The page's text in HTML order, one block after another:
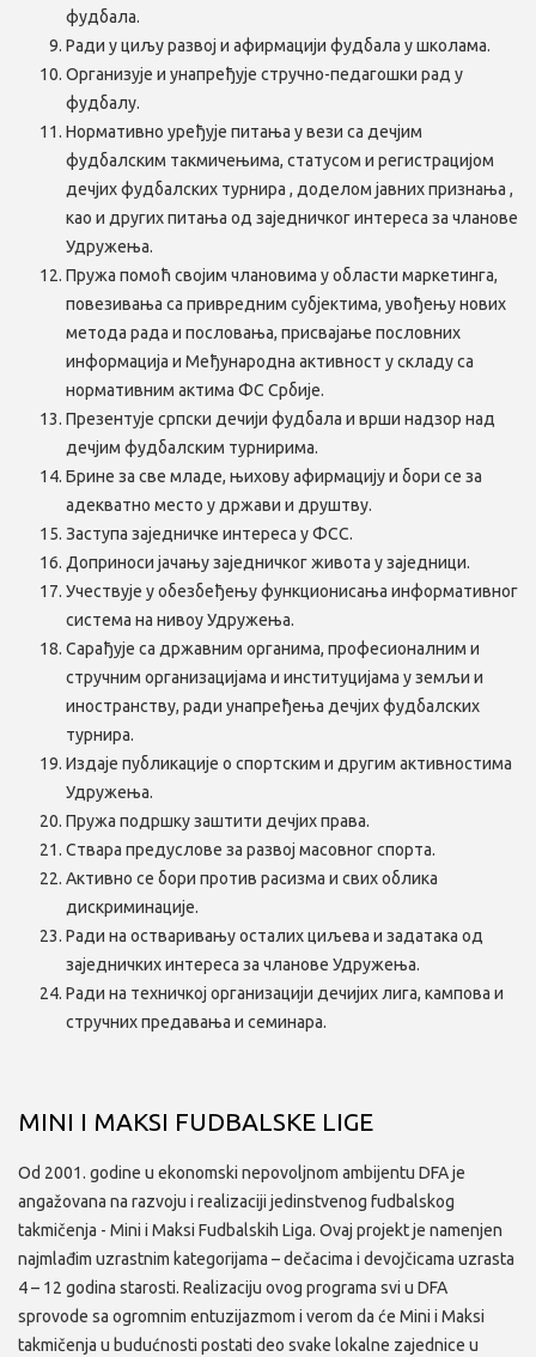
фудбала.
Ради у циљу развој и афирмацији фудбала у школама.
Организује и унапређује стручно-педагошки рад у
фудбалу.
Нормативно уређује питања у вези са дечјим
фудбалским такмичењима, статусом и регистрацијом
дечјих фудбалских турнира , доделом јавних признања ,
као и других питања од заједничког интереса за чланове
Удружења.
Пружа помоћ својим члановима у области маркетинга,
повезивања са привредним субјектима, увођењу нових
метода рада и пословања, присвајање пословних
информација и Међународна активност у складу са
нормативним актима ФС Србије.
Презентује српски дечији фудбала и врши надзор над
дечјим фудбалским турнирима.
Брине за све младе, њихову афирмацију и бори се за
адекватно место у држави и друштву.
Заступа заједничке интереса у ФСС.
Доприноси јачању заједничког живота у заједници.
Учествује у обезбеђењу функционисања информативног
система на нивоу Удружења.
Сарађује са државним органима, професионалним и
стручним организацијама и институцијама у земљи и
иностранству, ради унапређења дечјих фудбалских
турнира.
Издаје публикације о спортским и другим активностима
Удружења.
Пружа подршку заштити дечјих права.
Ствара предуслове за развој масовног спорта.
Активно се бори против расизма и свих облика
дискриминације.
Ради на остваривању осталих циљева и задатака од
заједничких интереса за чланове Удружења.
Ради на техничкој организацији дечијих лига, кампова и
стручних предавања и семинара.
MINI I MAKSI FUDBALSKE LIGE
Od 2001. godine u ekonomski nepovoljnom ambijentu DFA je
angažovana na razvoju i realizaciji jedinstvenog fudbalskog
takmičenja - Mini i Maksi Fudbalskih Liga. Ovaj projekt je namenjen
najmlađim uzrastnim kategorijama – dečacima i devojčicama uzrasta
4 – 12 godina starosti. Realizaciju ovog programa svi u DFA
sprovode sa ogromnim entuzijazmom i verom da će Mini i Maksi
takmičenja u budućnosti postati deo svake lokalne zajednice u